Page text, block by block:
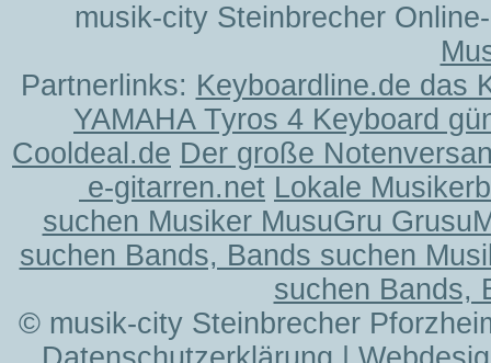
musik-city Steinbrecher
Partnerlinks: Keyboardline.de das
YAMAHA Tyros 4 Keyboard
Cooldeal.de Der große
e-gitarren.net Lokale
suchen Musiker MusuGru
suchen Bands, Bands suchen
suchen Bands,
© musik-city Steinbrecher